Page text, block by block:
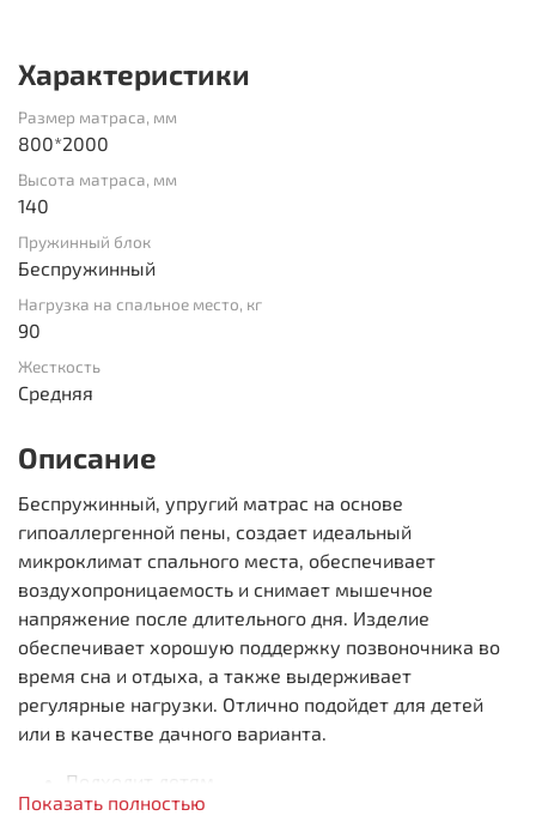
Характеристики
Размер матраса, мм
800*2000
Высота матраса, мм
140
Пружинный блок
Беспружинный
Нагрузка на спальное место, кг
90
Жесткость
Средняя
Описание
Беспружинный, упругий матрас на основе
гипоаллергенной пены, создает идеальный
микроклимат спального места, обеспечивает
воздухопроницаемость и снимает мышечное
напряжение после длительного дня. Изделие
обеспечивает хорошую поддержку позвоночника во
время сна и отдыха, а также выдерживает
регулярные нагрузки. Отлично подойдет для детей
или в качестве дачного варианта.
Подходит детям
Снимает мышечное напряжение
Показать полностью